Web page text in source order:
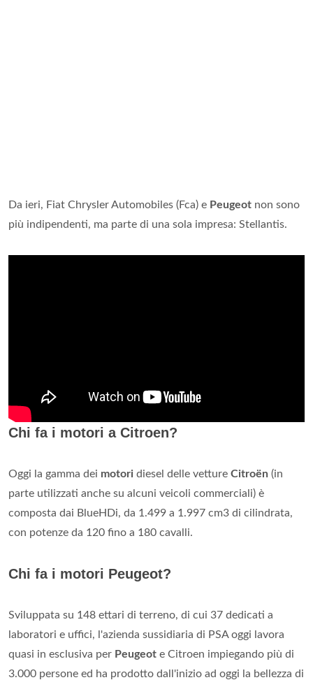
Da ieri, Fiat Chrysler Automobiles (Fca) e Peugeot non sono
più indipendenti, ma parte di una sola impresa: Stellantis.
Chi fa i motori a Citroen?
Oggi la gamma dei motori diesel delle vetture Citroën (in
parte utilizzati anche su alcuni veicoli commerciali) è
composta dai BlueHDi, da 1.499 a 1.997 cm3 di cilindrata,
con potenze da 120 fino a 180 cavalli.
Chi fa i motori Peugeot?
Sviluppata su 148 ettari di terreno, di cui 37 dedicati a
laboratori e uffici, l'azienda sussidiaria di PSA oggi lavora
quasi in esclusiva per Peugeot e Citroen impiegando più di
3.000 persone ed ha prodotto dall'inizio ad oggi la bellezza di